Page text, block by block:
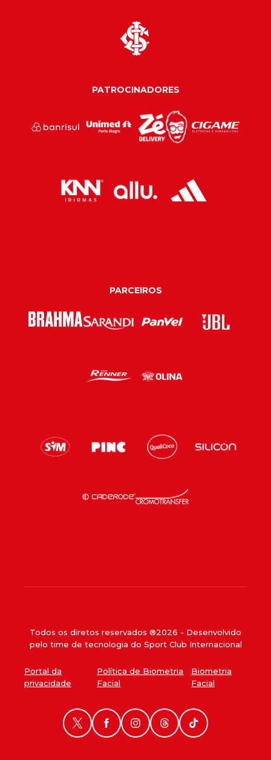
PATROCINADORES
PARCEIROS
Todos os diretos reservados ®2026 - Desenvolvido
pelo time de tecnologia do Sport Club Internacional
Portal da
privacidade
Política de Biometria
Facial
Biometria
Facial